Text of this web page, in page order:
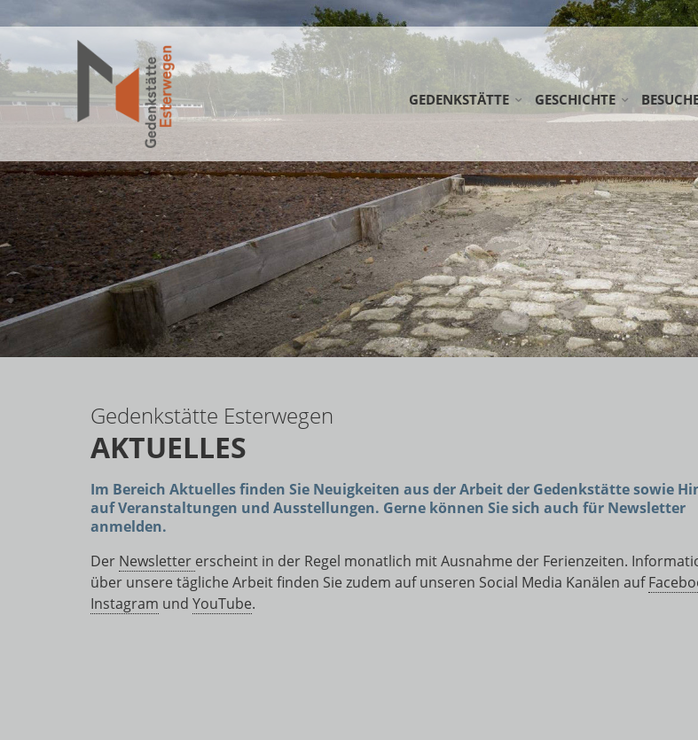
GEDENKSTÄTTE
STIFTUNG GEDENKSTÄTTE ESTERWEGEN
KOOPERATIONSPARTNER
AG FRÜHE LAGER
NETZWERK WEHRKREIS VI
EINSATZSTELLE FSJ
PRAKTIKUM
GESCHICHTE
LAGER ESTERWEGEN
DIE EMSLANDLAGER
LAGERFRIEDHÖFE
ANREISE
RUNDWEG
SPENDEN
Gedenkstätte Esterwegen
AKTUELLES
Im Bereich Aktuelles finden Sie Neuigkeiten aus der Arbeit der Gedenkstätte sowie
auf Veranstaltungen und Ausstellungen. Gerne können Sie sich auch für Newsletter
anmelden.
Der Newsletter erscheint in der Regel monatlich mit Ausnahme der Ferienzeiten.
über unsere tägliche Arbeit finden Sie zudem auf unseren Social Media Kanälen auf
Instagram und YouTube.